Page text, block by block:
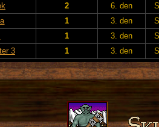
2 6. den
1 3. den
1 3. den
3 1 3. den